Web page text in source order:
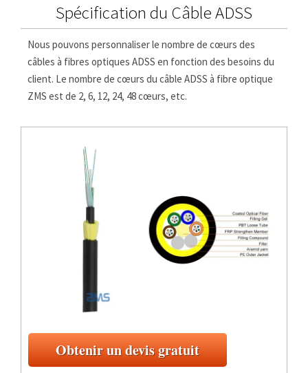
Spécification du Câble ADSS
Nous pouvons personnaliser le nombre de cœurs des
câbles à fibres optiques ADSS en fonction des besoins du
client. Le nombre de cœurs du câble ADSS à fibre optique
ZMS est de 2, 6, 12, 24, 48 cœurs, etc.
Obtenir un devis gratuit